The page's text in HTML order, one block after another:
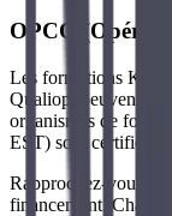
OPCO
Les formations
Qualiopi peuvent
organismes de
EST) sont certifiés
Rapprochez-vous de
financement.